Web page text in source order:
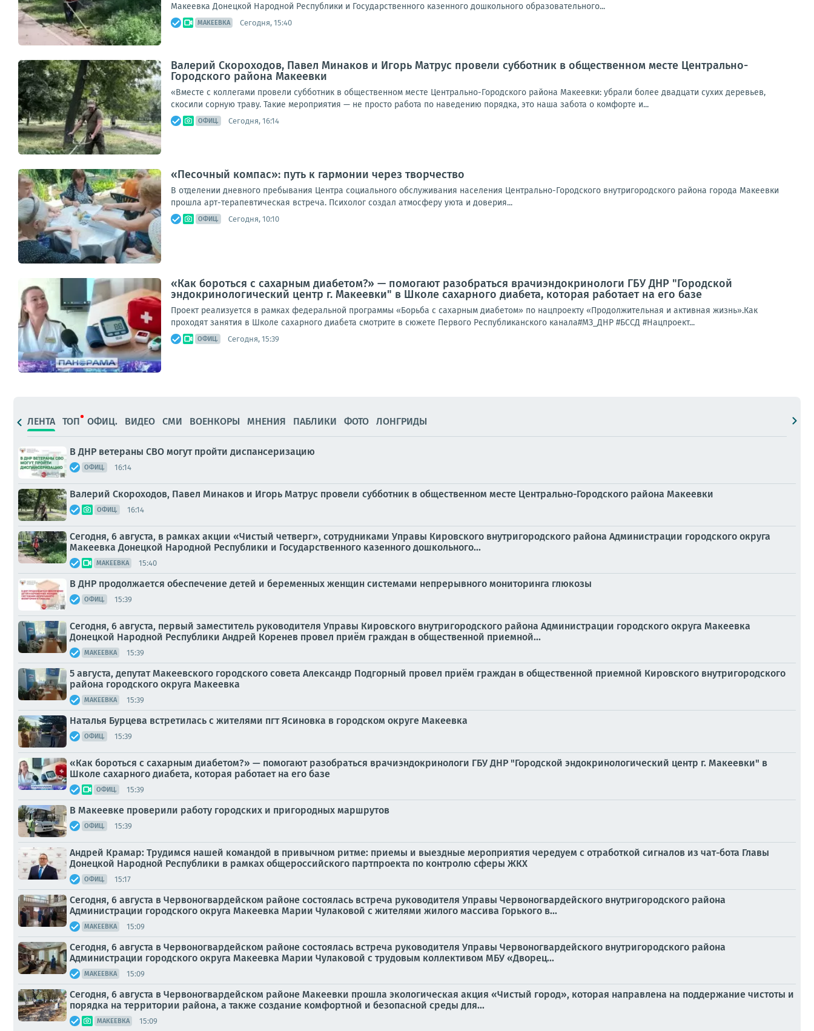
Макеевка Донецкой Народной Республики и Государственного казенного дошкольного образовательного...
МАКЕЕВКА Сегодня, 15:40
Валерий Скороходов, Павел Минаков и Игорь Матрус провели субботник в общественном месте Центрально-
Городского района Макеевки
«Вместе с коллегами провели субботник в общественном месте Центрально-Городского района Макеевки: убрали более двадцати сухих деревьев,
скосили сорную траву. Такие мероприятия — не просто работа по наведению порядка, это наша забота о комфорте и...
ОФИЦ. Сегодня, 16:14
«Песочный компас»: путь к гармонии через творчество
В отделении дневного пребывания Центра социального обслуживания населения Центрально-Городского внутригородского района города Макеевки
прошла арт-терапевтическая встреча. Психолог создал атмосферу уюта и доверия...
ОФИЦ. Сегодня, 10:10
«Как бороться с сахарным диабетом?» — помогают разобраться врачиэндокринологи ГБУ ДНР "Городской
эндокринологический центр г. Макеевки" в Школе сахарного диабета, которая работает на его базе
Проект реализуется в рамках федеральной программы «Борьба с сахарным диабетом» по нацпроекту «Продолжительная и активная жизнь».Как
проходят занятия в Школе сахарного диабета смотрите в сюжете Первого Республиканского канала#МЗ_ДНР #БССД #Нацпроект...
ОФИЦ. Сегодня, 15:39
ЛЕНТА ТОП ОФИЦ. ВИДЕО СМИ ВОЕНКОРЫ МНЕНИЯ ПАБЛИКИ ФОТО ЛОНГРИДЫ
В ДНР ветераны СВО могут пройти диспансеризацию
ОФИЦ. 16:14
Валерий Скороходов, Павел Минаков и Игорь Матрус провели субботник в общественном месте Центрально-Городского района Макеевки
ОФИЦ. 16:14
Сегодня, 6 августа, в рамках акции «Чистый четверг», сотрудниками Управы Кировского внутригородского района Администрации городского округа
Макеевка Донецкой Народной Республики и Государственного казенного дошкольного...
МАКЕЕВКА 15:40
В ДНР продолжается обеспечение детей и беременных женщин системами непрерывного мониторинга глюкозы
ОФИЦ. 15:39
Сегодня, 6 августа, первый заместитель руководителя Управы Кировского внутригородского района Администрации городского округа Макеевка
Донецкой Народной Республики Андрей Коренев провел приём граждан в общественной приемной...
МАКЕЕВКА 15:39
5 августа, депутат Макеевского городского совета Александр Подгорный провел приём граждан в общественной приемной Кировского внутригородского
района городского округа Макеевка
МАКЕЕВКА 15:39
Наталья Бурцева встретилась с жителями пгт Ясиновка в городском округе Макеевка
ОФИЦ. 15:39
«Как бороться с сахарным диабетом?» — помогают разобраться врачиэндокринологи ГБУ ДНР "Городской эндокринологический центр г. Макеевки" в
Школе сахарного диабета, которая работает на его базе
ОФИЦ. 15:39
В Макеевке проверили работу городских и пригородных маршрутов
ОФИЦ. 15:39
Андрей Крамар: Трудимся нашей командой в привычном ритме: приемы и выездные мероприятия чередуем с отработкой сигналов из чат-бота Главы
Донецкой Народной Республики в рамках общероссийского партпроекта по контролю сферы ЖКХ
ОФИЦ. 15:17
Сегодня, 6 августа в Червоногвардейском районе состоялась встреча руководителя Управы Червоногвардейского внутригородского района
Администрации городского округа Макеевка Марии Чулаковой с жителями жилого массива Горького в...
МАКЕЕВКА 15:09
Сегодня, 6 августа в Червоногвардейском районе состоялась встреча руководителя Управы Червоногвардейского внутригородского района
Администрации городского округа Макеевка Марии Чулаковой с трудовым коллективом МБУ «Дворец...
МАКЕЕВКА 15:09
Сегодня, 6 августа в Червоногвардейском районе Макеевки прошла экологическая акция «Чистый город», которая направлена на поддержание чистоты и
порядка на территории района, а также создание комфортной и безопасной среды для...
МАКЕЕВКА 15:09